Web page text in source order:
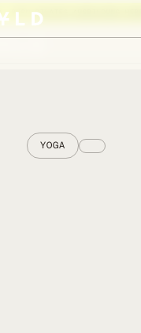
BURN:PILATES AUSBILDUNG
YOGA